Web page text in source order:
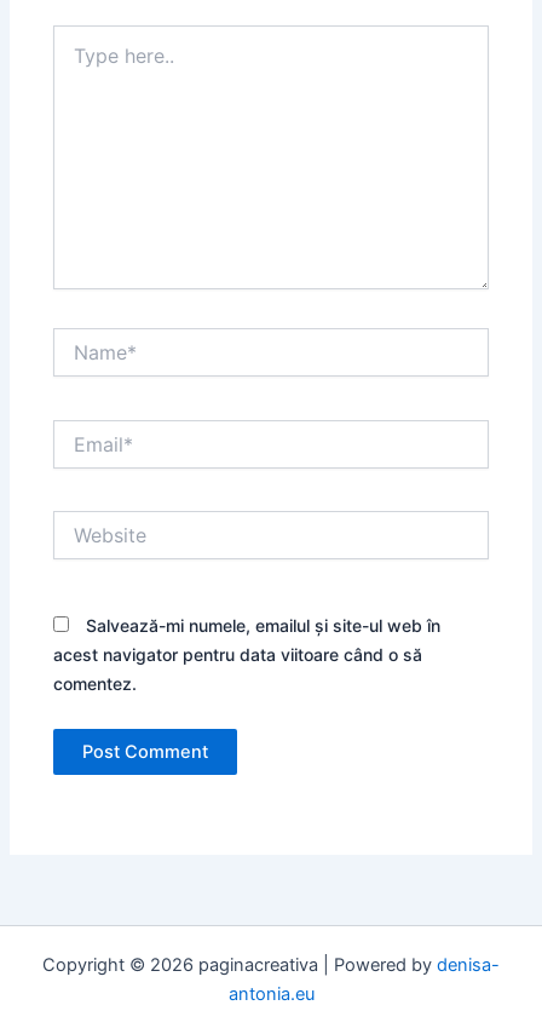
here..
Salvează-mi numele, emailul și site-ul web în
acest navigator pentru data viitoare când o să
comentez.
Copyright © 2026 paginacreativa | Powered by denisa-
antonia.eu